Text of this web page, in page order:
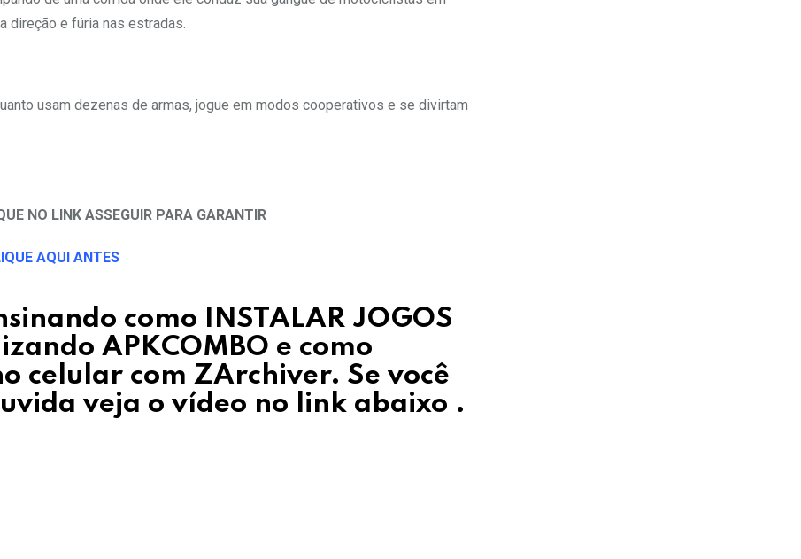
direção e fúria nas estradas.
usam dezenas de armas, jogue em modos cooperativos e se divirtam
NO LINK ASSEGUIR PARA GARANTIR
AQUI ANTES
como INSTALAR JOGOS
APKCOMBO e como
celular com ZArchiver. Se você
veja o vídeo no link abaixo .